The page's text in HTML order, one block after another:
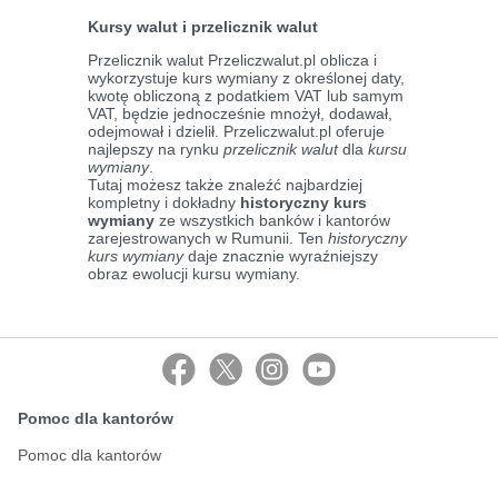
Kursy walut i przelicznik walut
Przelicznik walut Przeliczwalut.pl oblicza i
wykorzystuje kurs wymiany z określonej daty,
kwotę obliczoną z podatkiem VAT lub samym
VAT, będzie jednocześnie mnożył, dodawał,
odejmował i dzielił. Przeliczwalut.pl oferuje
najlepszy na rynku przelicznik walutdla kursu
wymiany.
Tutaj możesz także znaleźć najbardziej
kompletny i dokładny historyczny kurs
wymiany ze wszystkich banków i kantorów
zarejestrowanych w Rumunii. Ten historyczny
kurs wymianydaje znacznie wyraźniejszy
obraz ewolucji kursu wymiany.
Pomoc dla kantorów
Pomoc dla kantorów